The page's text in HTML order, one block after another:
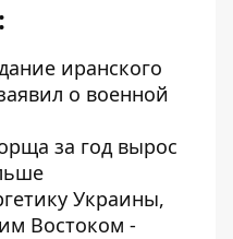
иранского
о военной
за год вырос
Украины,
Востоком -